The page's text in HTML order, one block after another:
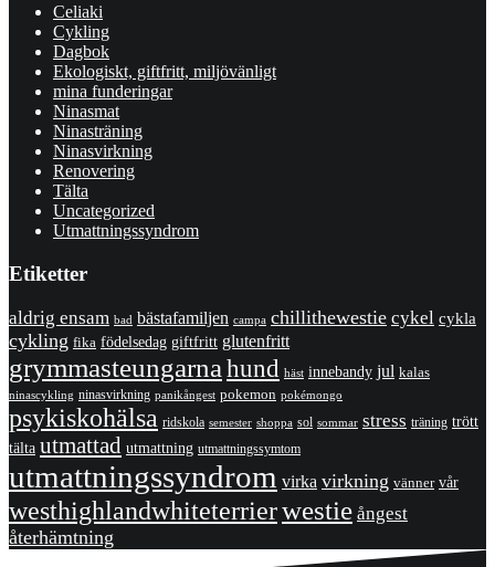
Celiaki
Cykling
Dagbok
Ekologiskt, giftfritt, miljövänligt
mina funderingar
Ninasmat
Ninasträning
Ninasvirkning
Renovering
Tälta
Uncategorized
Utmattningssyndrom
Etiketter
aldrig ensam bad bästafamiljen campa chillithewestie cykel cykla
cykling fika födelsedag giftfritt glutenfritt
grymmasteungarna hund häst innebandy jul kalas
ninascykling ninasvirkning panikångest pokemon pokémongo
psykiskohälsa ridskola semester shoppa sol sommar stress träning trött
tälta utmattad utmattning utmattningssymtom
utmattningssyndrom virka virkning vänner vår
westhighlandwhiteterrierwestie ångest
återhämtning